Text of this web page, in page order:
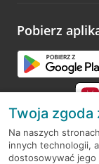
opinie.
Pobierz
RODO
Twoja zgoda
Na naszych
innych technologii,
dostosowywać jego